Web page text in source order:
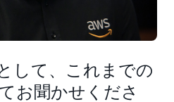
して、これまでの
お聞かせくださ